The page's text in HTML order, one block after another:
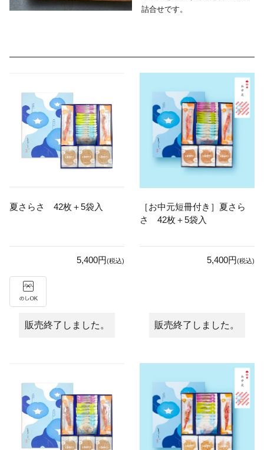
詰合せです。
夏さらさ 42枚＋5袋入
5,400円(税込)
販売終了しました。
［お中元短冊付き］夏さら
さ 42枚＋5袋入
5,400円(税込)
販売終了しました。